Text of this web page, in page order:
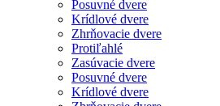
Posuvné dvere
Krídlové dvere
Zhrňovacie dvere
Protiľahlé
Zasúvacie dvere
Posuvné dvere
Krídlové dvere